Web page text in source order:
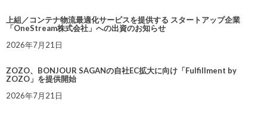
上組／コンテナ物流最適化サービスを提供する スタートアップ企業
「OneStream株式会社」への出資のお知らせ
2026年7月21日
ZOZO、BONJOUR SAGANの自社EC拡大に向け「Fulfillment by
ZOZO」を提供開始
2026年7月21日